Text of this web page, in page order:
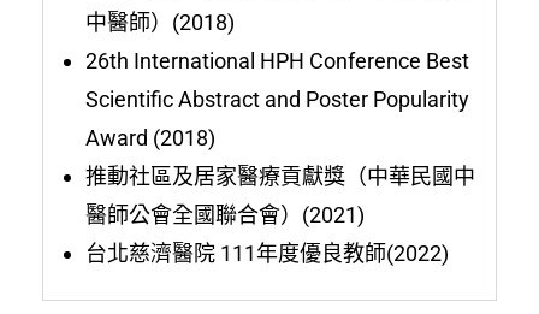
中醫師）(2018)
26th International HPH Conference Best
Scientific Abstract and Poster Popularity
Award (2018)
推動社區及居家醫療貢獻獎（中華民國中
醫師公會全國聯合會）(2021)
台北慈濟醫院 111年度優良教師(2022)